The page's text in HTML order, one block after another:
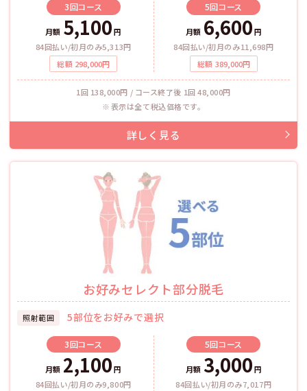
3回コース
月額 5,100 円
84回払い/初月のみ5,313円
総額 298,000円
5回コース
月額 6,600円
84回払い/初月のみ11,698円
総額 389,000円
1回 138,000円 / コース終了後 1回 48,000円
表示は全て税込価格です。
お好みセレクト部分脱毛
照射範囲 5部位をお好みで選択
3回コース
月額 2,100 円
84回払い/初月のみ9,800円
5回コース
月額 3,000円
84回払い/初月のみ7,017円